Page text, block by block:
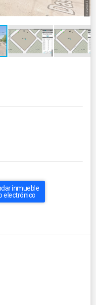
inmueble
electrónico